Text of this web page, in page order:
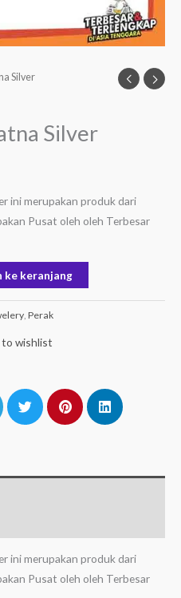
Silver
Silver
ini merupakan produk dari
Pusat oleh oleh Terbesar
ke keranjang
Perak
to wishlist
ini merupakan produk dari
Pusat oleh oleh Terbesar